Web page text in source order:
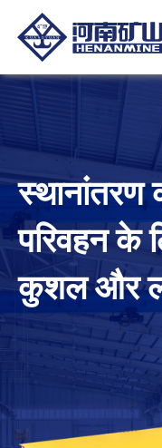
स्थानांतरण
परिवहन के
कुशल और